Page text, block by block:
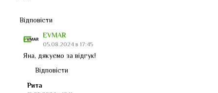
Відповісти
EVMAR
05.08.2024 в 17:45
Яна, дякуємо за відгук!
Відповісти
Рита